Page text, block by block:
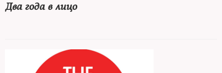
Два года в лицо